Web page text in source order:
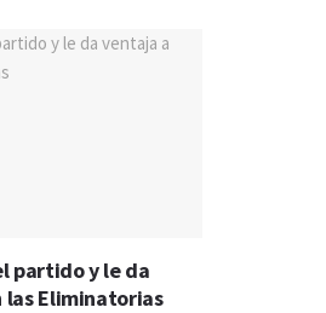
partido y le da
las Eliminatorias